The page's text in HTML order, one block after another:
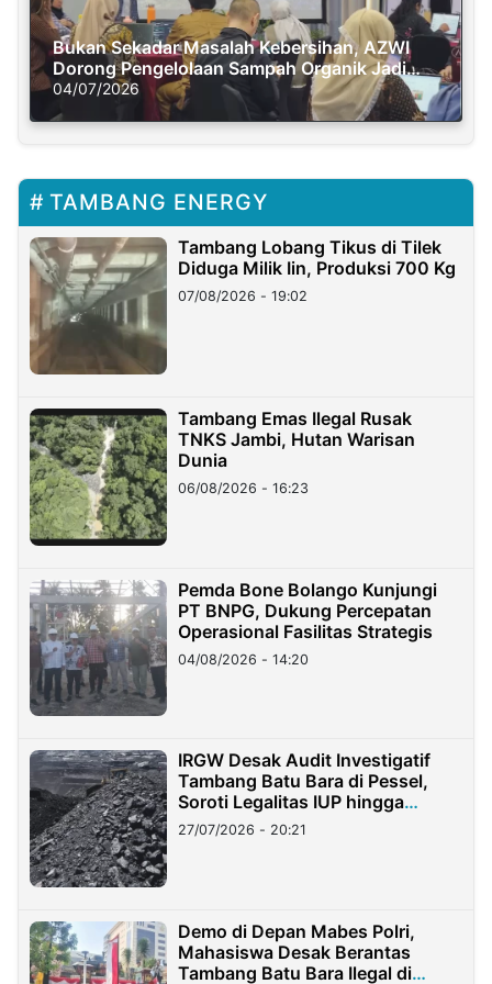
Bukan Sekadar Masalah Kebersihan, AZWI
Dorong Pengelolaan Sampah Organik Jadi
Solusi Krisis Iklim
04/07/2026
TAMBANG ENERGY
Tambang Lobang Tikus di Tilek
Diduga Milik Iin, Produksi 700 Kg
07/08/2026 - 19:02
Tambang Emas Ilegal Rusak
TNKS Jambi, Hutan Warisan
Dunia
06/08/2026 - 16:23
Pemda Bone Bolango Kunjungi
PT BNPG, Dukung Percepatan
Operasional Fasilitas Strategis
04/08/2026 - 14:20
IRGW Desak Audit Investigatif
Tambang Batu Bara di Pessel,
Soroti Legalitas IUP hingga
Stockpile
27/07/2026 - 20:21
Demo di Depan Mabes Polri,
Mahasiswa Desak Berantas
Tambang Batu Bara Ilegal di